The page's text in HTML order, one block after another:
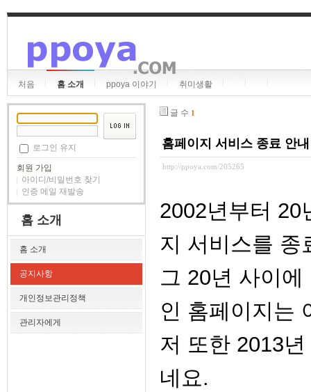
처음 홈 소개 ppoya 이야기 취미생활
로그인 유지
회원 가입
아이디/비밀번호 찾기
인증 메일 재발송
홈 소개
홈 소개
공지사항
개인정보관리정책
관리자에게
글 수 1
홈페이지 서비스 종료 안내
http://ppoya.com/205265
2002년부터 20
지 서비스를 종
그 20년 사이
인 홈페이지는
저 또한 2013
네요.